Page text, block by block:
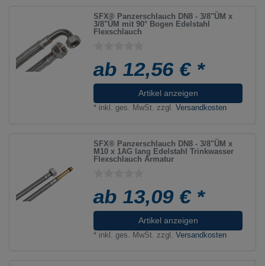
SFX® Panzerschlauch DN8 - 3/8"ÜM x
3/8"ÜM mit 90° Bogen Edelstahl
Flexschlauch
ab 12,56 € *
Artikel anzeigen
* inkl. ges. MwSt. zzgl.Versandkosten
SFX® Panzerschlauch DN8 - 3/8"ÜM x
M10 x 1AG lang Edelstahl Trinkwasser
Flexschlauch Armatur
ab 13,09 € *
Artikel anzeigen
* inkl. ges. MwSt. zzgl.Versandkosten